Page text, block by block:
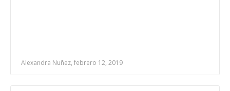
Alexandra Nuñez, febrero 12, 2019